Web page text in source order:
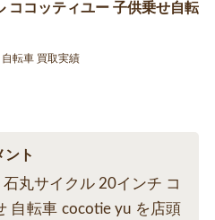
ココッティユー 子供乗せ自転
自転車 買取実績
ント
丸サイクル 20インチ コ
自転車 cocotie yu を店頭